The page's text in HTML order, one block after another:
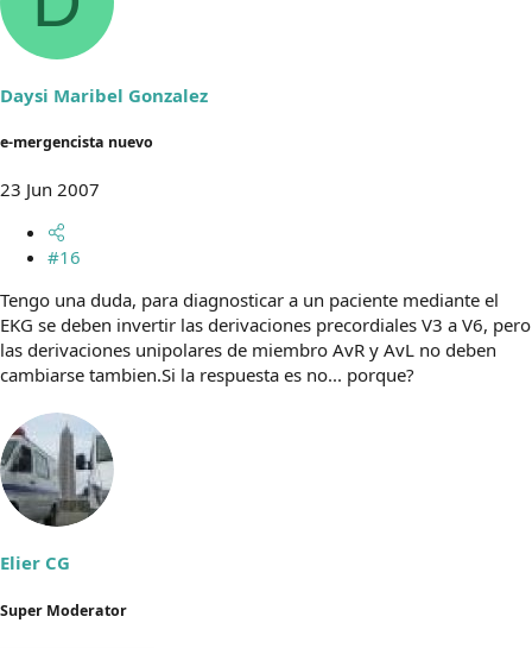
Daysi Maribel Gonzalez
e-mergencista nuevo
23 Jun 2007
#16
Tengo una duda, para diagnosticar a un paciente mediante el
EKG se deben invertir las derivaciones precordiales V3 a V6, pero
las derivaciones unipolares de miembro AvR y AvL no deben
cambiarse tambien.Si la respuesta es no... porque?
Elier CG
Super Moderator